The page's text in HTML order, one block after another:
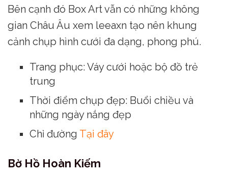
Bên cạnh đó Box Art vẫn có những không
gian Châu Âu xem leeaxn tạo nên khung
cảnh chụp hình cưới đa dạng, phong phú.
Trang phục: Váy cưới hoặc bộ đồ trẻ
trung
Thời điểm chụp đẹp: Buổi chiều và
những ngày nắng đẹp
Chỉ đường Tại đây
Bờ Hồ Hoàn Kiếm